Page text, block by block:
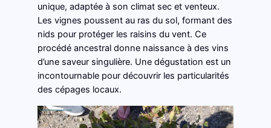
unique, adaptée à son climat sec et venteux.
Les vignes poussent au ras du sol, formant des
nids pour protéger les raisins du vent. Ce
procédé ancestral donne naissance à des vins
d’une saveur singulière. Une dégustation est un
incontournable pour découvrir les particularités
des cépages locaux.